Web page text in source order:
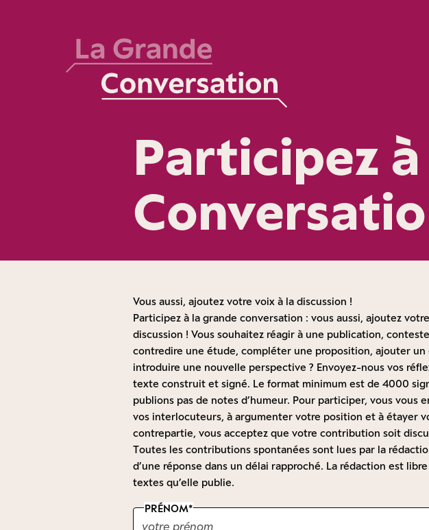
Participez
Vous aussi, ajoutez votre voix à la discussion !
Participez à la grande conversation : vous aussi, ajoutez
discussion ! Vous souhaitez réagir à une publication,
contredire une étude, compléter une proposition, ajouter un
introduire une nouvelle perspective ? Envoyez-nous vos
texte construit et signé. Le format minimum est de 4000
publions pas de notes d’humeur. Pour participer, vous vous
vos interlocuteurs, à argumenter votre position et à étayer
contrepartie, vous acceptez que votre contribution soit
Toutes les contributions spontanées sont lues par la
d’une réponse dans un délai rapproché. La rédaction est
textes qu’elle publie.
PRÉNOM